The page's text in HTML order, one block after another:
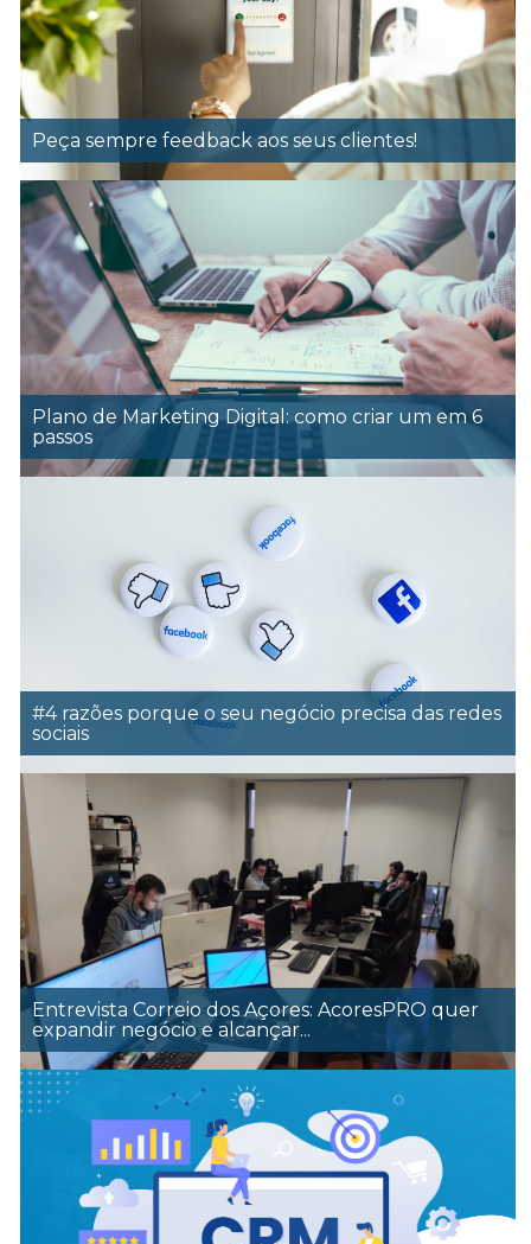
Peça sempre feedback aos seus clientes!
Plano de Marketing Digital: como criar um em 6
passos
#4 razões porque o seu negócio precisa das redes
sociais
Entrevista Correio dos Açores: AcoresPRO quer
expandir negócio e alcançar...